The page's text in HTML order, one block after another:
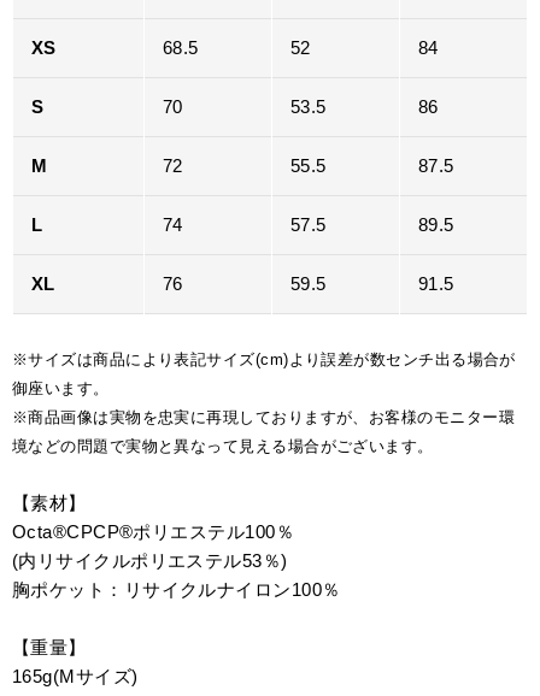
XS 68.5 52 84
S 70 53.5 86
M 72 55.5 87.5
L 74 57.5 89.5
XL 76 59.5 91.5
※サイズは商品により表記サイズ(cm)より誤差が数センチ出る場合が
御座います。
※商品画像は実物を忠実に再現しておりますが、お客様のモニター環
境などの問題で実物と異なって見える場合がございます。
【素材】
Octa®CPCP®ポリエステル100％
(内リサイクルポリエステル53％)
胸ポケット：リサイクルナイロン100％
【重量】
165g(Mサイズ)